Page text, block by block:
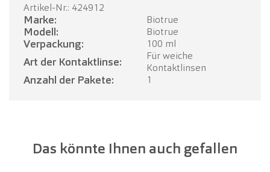
Artikel-Nr.: 424912
Marke: Biotrue
Modell: Biotrue
Verpackung: 100 ml
Art der Kontaktlinse:
Für weiche
Kontaktlinsen
Anzahl der Pakete: 1
Das könnte Ihnen auch gefallen